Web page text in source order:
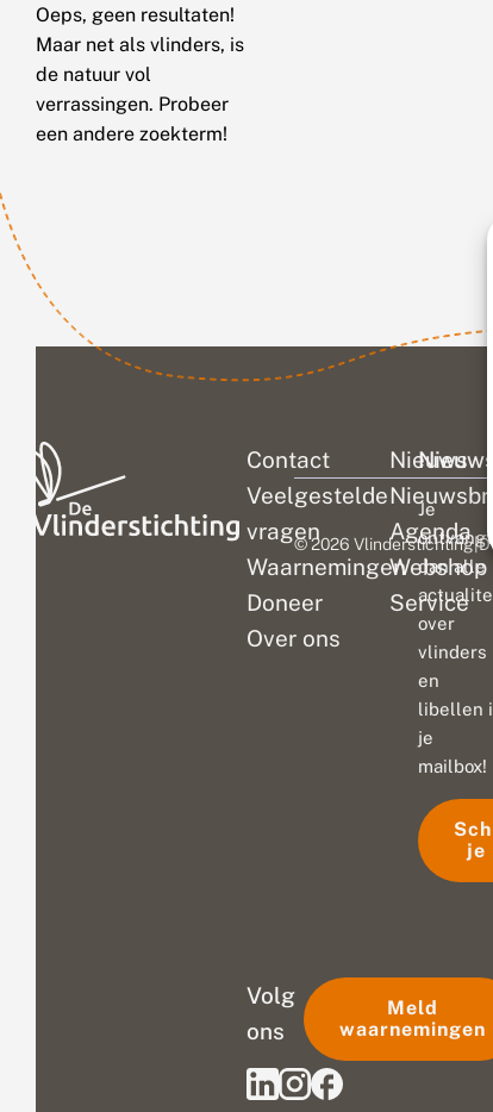
Oeps, geen resultaten!
Maar net als vlinders, is
de natuur vol
verrassingen. Probeer
een andere zoekterm!
Contact
Veelgestelde
vragen
Waarnemingen
Doneer
Over ons
Nieuws
Agenda
Webshop
Service
Je
ontvangt
dan alle
over
vlinders
en
libellen
je
mailbox!
je
Volg
ons
Meld
waarnemingen
© 2026 Vlinderstichting|